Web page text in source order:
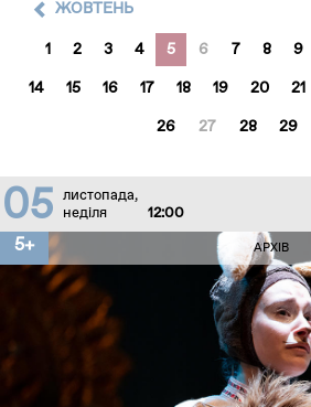
ЖОВТЕНЬ
1 2 3 4 5 6 7 8 9
14 15 16 17 18 19 20 21
26 27 28 29
05
листопада,
неділя
12:00
5+ АРХІВ